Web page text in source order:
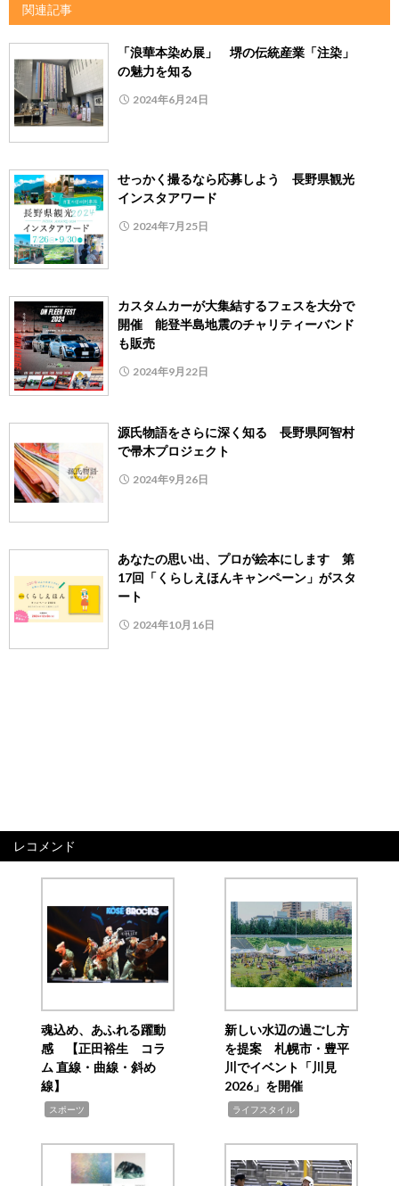
関連記事
「浪華本染め展」 堺の伝統産業「注染」
の魅力を知る
2024年6月24日
せっかく撮るなら応募しよう 長野県観光
インスタアワード
2024年7月25日
カスタムカーが大集結するフェスを大分で
開催 能登半島地震のチャリティーバンド
も販売
2024年9月22日
源氏物語をさらに深く知る 長野県阿智村
で帚木プロジェクト
2024年9月26日
あなたの思い出、プロが絵本にします 第
17回「くらしえほんキャンペーン」がスタ
ート
2024年10月16日
レコメンド
魂込め、あふれる躍動
感 【正田裕生 コラ
ム 直線・曲線・斜め
線】
スポーツ
新しい水辺の過ごし方
を提案 札幌市・豊平
川でイベント「川見
2026」を開催
ライフスタイル